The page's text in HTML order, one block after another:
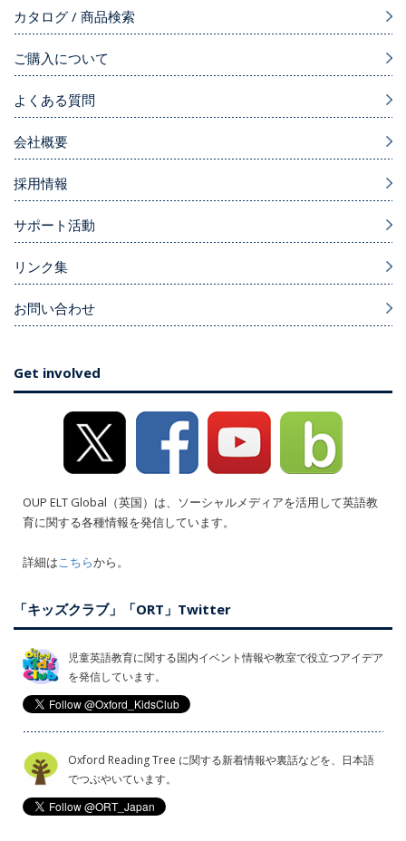
カタログ / 商品検索
ご購入について
よくある質問
会社概要
採用情報
サポート活動
リンク集
お問い合わせ
Get involved
OUP ELT Global（英国）は、ソーシャルメディアを活用して英語教
育に関する各種情報を発信しています。
詳細はこちらから。
「キッズクラブ」「ORT」Twitter
児童英語教育に関する国内イベント情報や教室で役立つアイデア
を発信しています。
Oxford Reading Tree に関する新着情報や裏話などを、日本語
でつぶやいています。